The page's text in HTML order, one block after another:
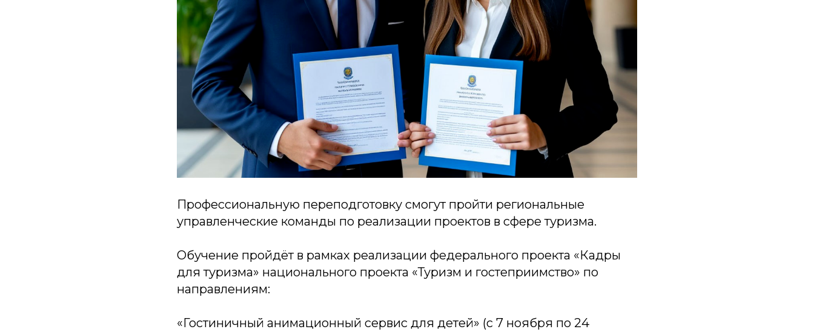
Профессиональную переподготовку смогут пройти региональные
управленческие команды по реализации проектов в сфере туризма.
Обучение пройдёт в рамках реализации федерального проекта «Кадры
для туризма» национального проекта «Туризм и гостеприимство» по
направлениям:
«Гостиничный анимационный сервис для детей» (с 7 ноября по 24